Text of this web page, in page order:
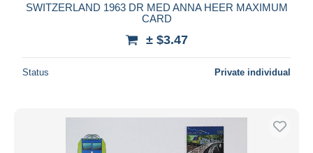
SWITZERLAND 1963 DR MED ANNA HEER MAXIMUM
CARD
± $3.47
Status Private individual